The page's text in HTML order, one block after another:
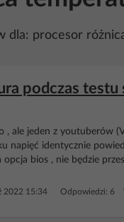
dla: procesor
podczas
, ale jeden z youtuberów
napięć identycznie
bios , nie będzie
2022 15:34 Odpowiedzi: 6